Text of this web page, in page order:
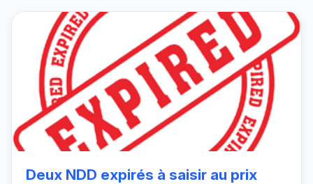
Deux NDD expirés à saisir au prix